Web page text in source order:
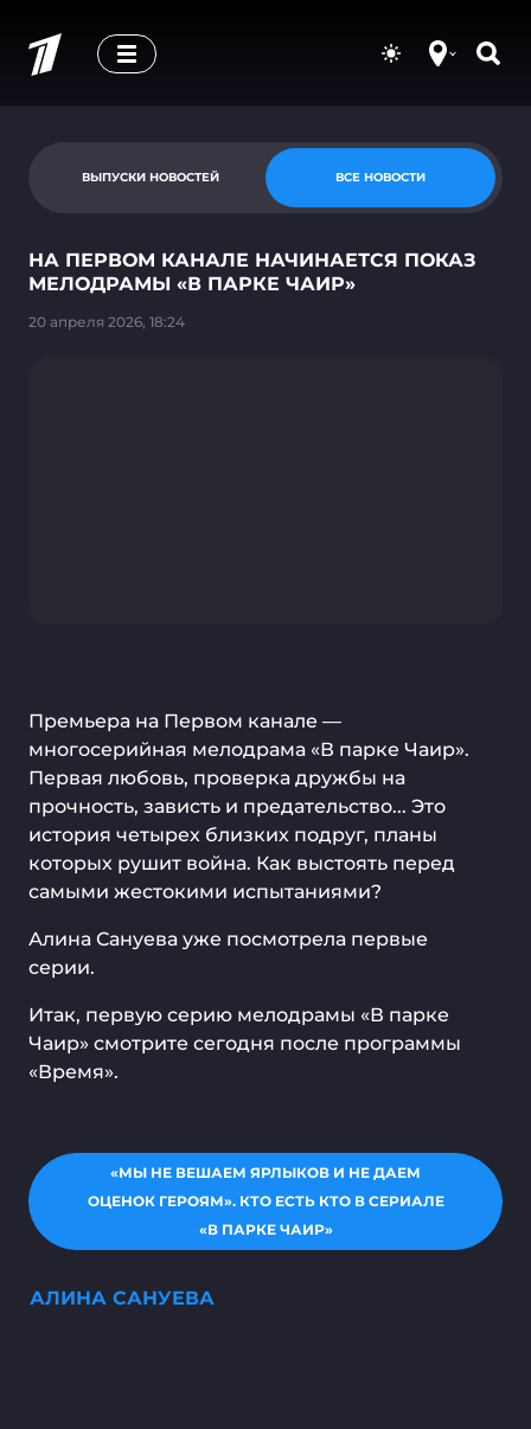
ВЫПУСКИ НОВОСТЕЙ ВСЕ НОВОСТИ
НА ПЕРВОМ КАНАЛЕ НАЧИНАЕТСЯ ПОКАЗ
МЕЛОДРАМЫ «В ПАРКЕ ЧАИР»
20 апреля 2026, 18:24
Премьера на Первом канале —
многосерийная мелодрама «В парке Чаир».
Первая любовь, проверка дружбы на
прочность, зависть и предательство... Это
история четырех близких подруг, планы
которых рушит война. Как выстоять перед
самыми жестокими испытаниями?
Алина Сануева уже посмотрела первые
серии.
Итак, первую серию мелодрамы «В парке
Чаир» смотрите сегодня после программы
«Время».
«МЫ НЕ ВЕШАЕМ ЯРЛЫКОВ И НЕ ДАЕМ
ОЦЕНОК ГЕРОЯМ». КТО ЕСТЬ КТО В СЕРИАЛЕ
«В ПАРКЕ ЧАИР»
АЛИНА САНУЕВА